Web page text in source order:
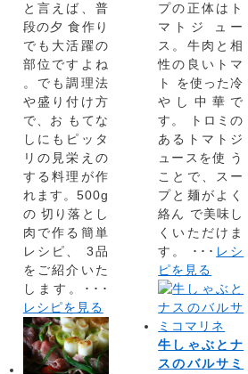
と言えば、普
段の夕 食作り
でも大活躍の
部位ですよね
。でも調理法
や盛り付け方
で、お もてな
しにもピッタ
リの見栄えの
する料理が作
れます。500g
の 切り落とし
肉で作る簡単
レシピ、 3品
をご紹介いた
します。･･･
レシピを見る
プの正体はト
マトジ ュー
ス。牛肉と相
性の良いトマ
ト を使った冷
やし中華で
す。 トロミの
あるトマトジ
ュースを使 う
ことで、スー
プと麺がよく
絡ん で美味し
くいただけま
す。 ･･･ レシ
ピを見る
牛しゃぶとナ
スのバルサミ